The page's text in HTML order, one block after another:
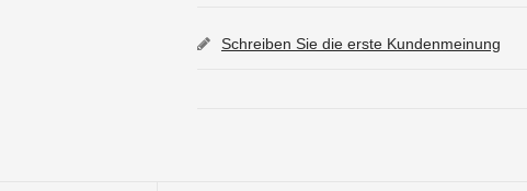
Schreiben Sie die erste Kundenmeinung